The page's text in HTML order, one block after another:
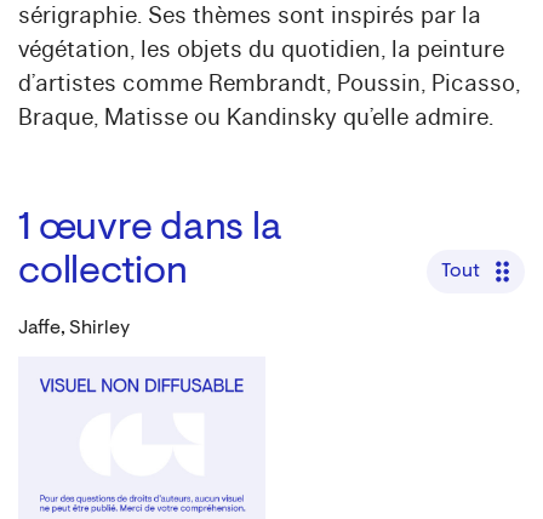
sérigraphie. Ses thèmes sont inspirés par la
végétation, les objets du quotidien, la peinture
d’artistes comme Rembrandt, Poussin, Picasso,
Braque, Matisse ou Kandinsky qu’elle admire.
1 œuvre dans la
collection
Tout
Jaffe, Shirley